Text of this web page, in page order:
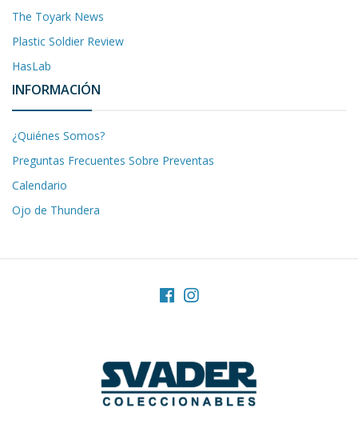
The Toyark News
Plastic Soldier Review
HasLab
INFORMACIÓN
¿Quiénes Somos?
Preguntas Frecuentes Sobre Preventas
Calendario
Ojo de Thundera